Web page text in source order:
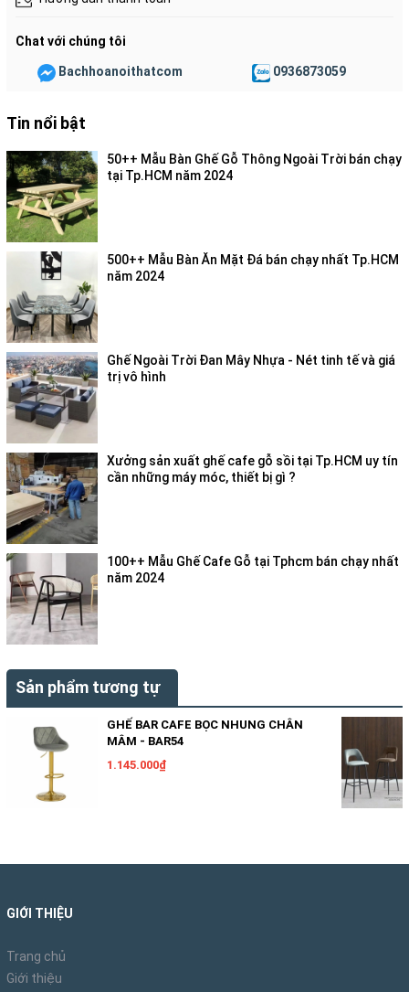
hoàn hảo cho những quán cafe muốn tạo điểm nhấn độc đáo,
giá cả hợp lý, BAR53 chắc chắn sẽ là điểm nhấn ấn tượng cho
Tìm kiếm liên quan:
Ghế bar cafe
Ghế bar Solix
Ghế bar chân mâm trụ
Ghế bar hiện đại
Nội thất cafe
Trang trí cafe
Chat với chúng tôi
Bachhoanoithatcom 0936873059
Tin nổi bật
50++ Mẫu Bàn Ghế Gỗ Thông Ngoài Trời bán chạy
tại Tp.HCM năm 2024
500++ Mẫu Bàn Ăn Mặt Đá bán chạy nhất Tp.HCM
năm 2024
Ghế Ngoài Trời Đan Mây Nhựa - Nét tinh tế và giá
trị vô hình
Xưởng sản xuất ghế cafe gỗ sồi tại Tp.HCM uy tín
cần những máy móc, thiết bị gì ?
100++ Mẫu Ghế Cafe Gỗ tại Tphcm bán chạy nhất
năm 2024
Sản phẩm tương tự
GHẾ BAR CAFE BỌC NHUNG CHÂN
MÂM - BAR54
1.145.000₫
GIỚI THIỆU
Trang chủ
Giới thiệu